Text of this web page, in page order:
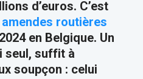
d’euros. C’est
amendes routières
en Belgique. Un
seul, suffit à
soupçon : celui